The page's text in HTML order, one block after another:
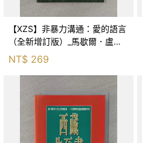
【XZS】非暴力溝通：愛的語言
（全新增訂版）_馬歇爾．盧森
堡, 蕭寶森
NT$ 269